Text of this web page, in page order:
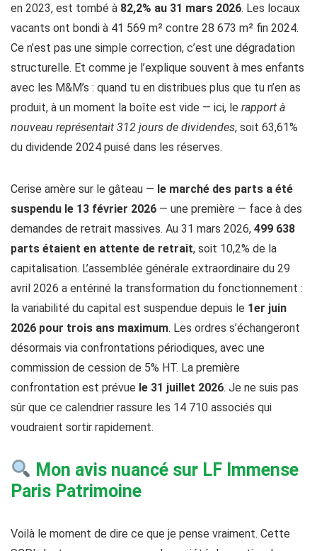
en 2023, est tombé à 82,2% au 31 mars 2026. Les locaux
vacants ont bondi à 41 569 m² contre 28 673 m² fin 2024.
Ce n’est pas une simple correction, c’est une dégradation
structurelle. Et comme je l’explique souvent à mes enfants
avec les M&M’s : quand tu en distribues plus que tu n’en as
produit, à un moment la boîte est vide — ici, le rapport à
nouveau représentait 312 jours de dividendes, soit 63,61%
du dividende 2024 puisé dans les réserves.
Cerise amère sur le gâteau — le marché des parts a été
suspendu le 13 février 2026 — une première — face à des
demandes de retrait massives. Au 31 mars 2026, 499 638
parts étaient en attente de retrait, soit 10,2% de la
capitalisation. L’assemblée générale extraordinaire du 29
avril 2026 a entériné la transformation du fonctionnement :
la variabilité du capital est suspendue depuis le 1er juin
2026 pour trois ans maximum. Les ordres s’échangeront
désormais via confrontations périodiques, avec une
commission de cession de 5% HT. La première
confrontation est prévue le 31 juillet 2026. Je ne suis pas
sûr que ce calendrier rassure les 14 710 associés qui
voudraient sortir rapidement.
Mon avis nuancé sur LF Immense
Paris Patrimoine
Voilà le moment de dire ce que je pense vraiment. Cette